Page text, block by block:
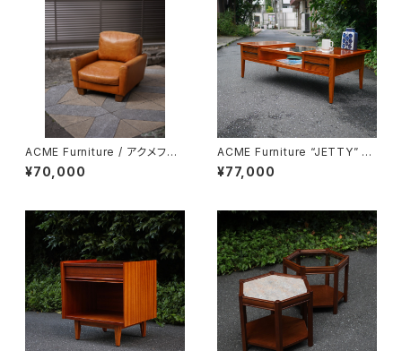
ACME Furniture / アクメファ
ニチャー FRESNO SOFA 1P
¥70,000
ACME Furniture “JETTY” コ
ーヒーテーブル
¥77,000